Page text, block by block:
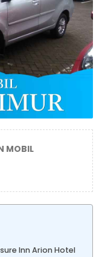
MOBIL
Inn Arion Hotel